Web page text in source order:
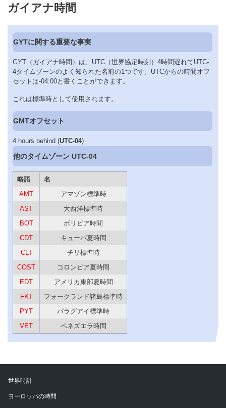
ガイアナ時間
GYTに関する重要な事実
GYT（ガイアナ時間）は、UTC（世界協定時刻）4時間遅れてUTC-
4タイムゾーンのよく知られた名前の1つです。UTCからの時間オフ
セットは-04:00と書くことができます。
これは標準時として使用されます。
GMTオフセット
4 hours behind (UTC-04)
他のタイムゾーン UTC-04
略語
名
AMT
アマゾン標準時
AST
大西洋標準時
BOT
ボリビア時間
CDT
キューバ夏時間
CLT
チリ標準時
COST
コロンビア夏時間
EDT
アメリカ東部夏時間
FKT
フォークランド諸島標準時
PYT
パラグアイ標準時
VET
ベネズエラ時間
世界時計
ヨーロッパの時間